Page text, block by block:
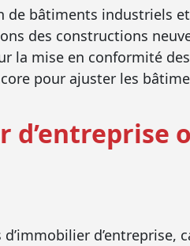
bâtiments industriels
des constructions
la mise en conformité
pour ajuster les
d’entreprise
d’entreprise,